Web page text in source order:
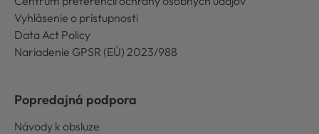
Vyhlásenie o prístupnosti
Data Act Policy
Nariadenie GPSR (EÚ) 2023/988
Popredajná podpora
Návody k obsluze